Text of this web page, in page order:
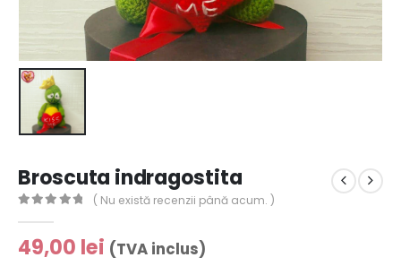
Broscuta indragostita
( Nu există recenzii până acum. )
49,00 lei (TVA inclus)